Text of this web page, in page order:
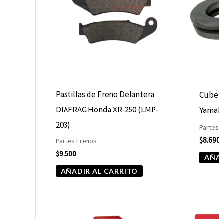
Pastillas de Freno Delantera
DIAFRAG Honda XR-250 (LMP-
203)
Partes Frenos
$9.500
AÑADIR AL CARRITO
$